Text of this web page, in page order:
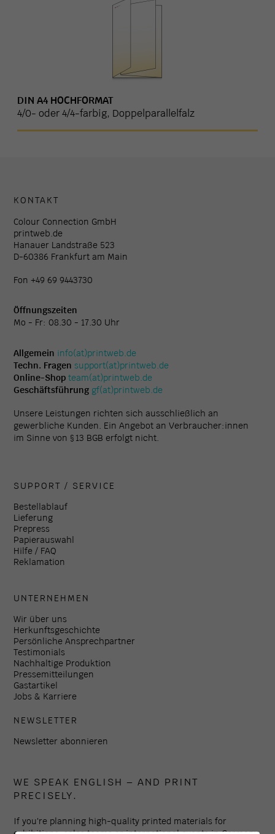
DIN A4 HOCHFORMAT
4/0- oder 4/4-farbig, Doppelparallelfalz
KONTAKT
Colour Connection GmbH
printweb.de
Hanauer Landstraße 523
D-60386 Frankfurt am Main
Fon +49 69 9443730
Öffnungszeiten
Mo - Fr: 08.30 - 17.30 Uhr
Allgemein info(at)printweb.de
Techn. Fragen support(at)printweb.de
Online-Shop team(at)printweb.de
Geschäftsführung gf(at)printweb.de
Unsere Leistungen richten sich ausschließlich an
gewerbliche Kunden. Ein Angebot an Verbraucher:innen
im Sinne von § 13 BGB erfolgt nicht.
SUPPORT / SERVICE
Bestellablauf
Lieferung
Prepress
Papierauswahl
Hilfe / FAQ
Reklamation
UNTERNEHMEN
Wir über uns
Herkunftsgeschichte
Persönliche Ansprechpartner
Testimonials
Nachhaltige Produktion
Pressemitteilungen
Gastartikel
Jobs & Karriere
NEWSLETTER
Newsletter abonnieren
WE SPEAK ENGLISH – AND PRINT
PRECISELY.
If you're planning high-quality printed materials for